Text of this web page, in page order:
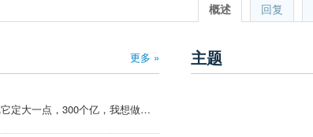
回复
概述
更多 »
@赵甲 >既然是目标，我就把它定大一点，300个亿，我想做湖北省的首富。 把雷军放在哪里
主题